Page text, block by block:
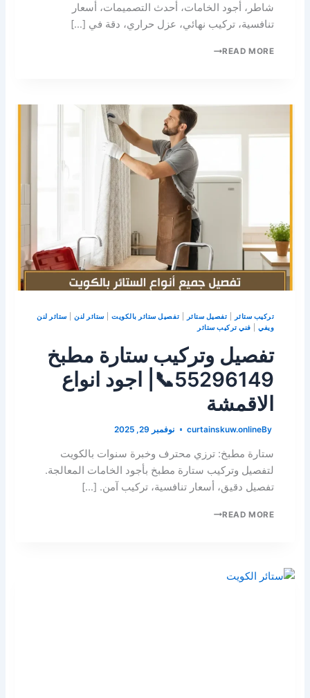
شاطر، أجود الخامات، أحدث التصميمات، أسعار
تنافسية، تركيب نهائي، عزل حراري، دقة في […]
READ MORE
تركيب ستائر تفصيل ستائر تفصيل ستائر بالكويت| ستائر لنن| ستائر لنن
ويفي| فني تركيب ستائر
تفصيل وتركيب ستارة مطبخ
55296149📞| اجود انواع
الاقمشة
By
curtainskuw.online نوفمبر 29, 2025
ستارة مطبخ: ترزي محترف وخبرة سنوات بالكويت
لتفصيل وتركيب ستارة مطبخ بأجود الخامات المعالجة.
تفصيل دقيق، أسعار تنافسية، تركيب آمن. […]
READ MORE